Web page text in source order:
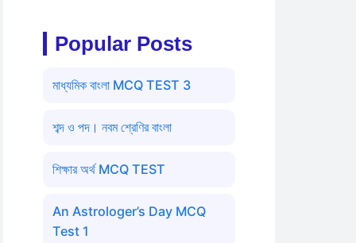
Popular Posts
মাধ্যমিক বাংলা MCQ TEST 3
শব্দ ও পদ। নবম শ্রেণির বাংলা
শিক্ষার অর্থ MCQ TEST
An Astrologer’s Day MCQ
Test 1